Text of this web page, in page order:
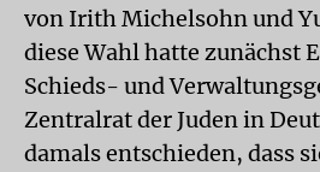
von Irith Michelsohn und
diese Wahl hatte zunächst
Schieds- und
Zentralrat der Juden in
damals entschieden, dass